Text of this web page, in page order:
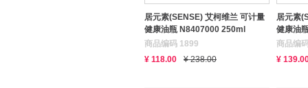
居元素(SENSE) 艾柯维兰 可计量
健康油瓶 N8407000 250ml
商品编码 1899
¥ 118.00
¥ 238.00
居元素
健康油
商品编
¥